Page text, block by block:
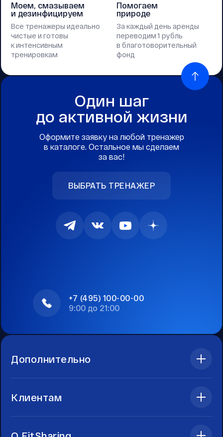
Моем, смазываем
и дезинфицируем
Все тренажеры идеально
чистые и готовы
к интенсивным
тренировкам
Помогаем
природе
За каждый день аренды
переводим 1 рубль
в благотоворительный
фонд
Один шаг
до активной жизни
Оформите заявку на любой тренажер
в каталоге. Остальное мы сделаем
за вас!
ВЫБРАТЬ ТРЕНАЖЕР
+7 (495) 100-00-00
9:00 до 21:00
Дополнительно
Клиентам